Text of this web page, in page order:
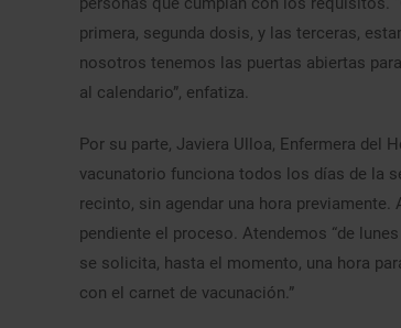
primera, segunda dosis, y las terceras,
nosotros tenemos las puertas abiertas
al calendario”, enfatiza.
Por su parte, Javiera Ulloa, Enfermera del
vacunatorio funciona todos los días de la
recinto, sin agendar una hora
pendiente el proceso. Atendemos “de
se solicita, hasta el momento, una hora
con el carnet de vacunación.”